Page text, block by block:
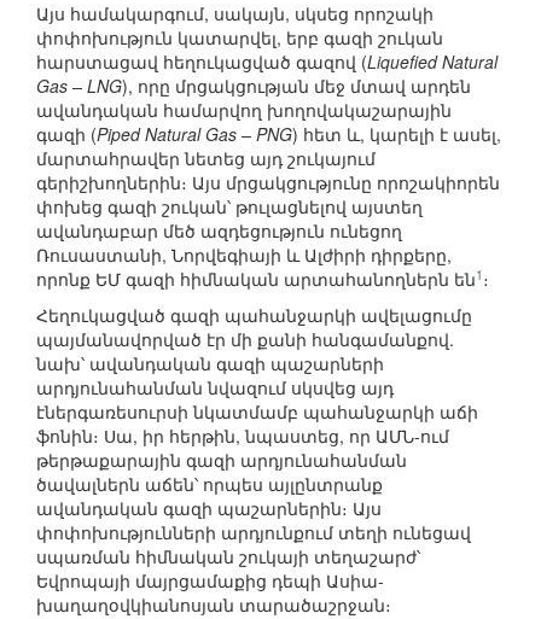
Այս համակարգում, սակայն, սկսեց որոշակի
փոփոխություն կատարվել, երբ գազի շուկան
հարստացավ հեղուկացված գազով (Liquefied Natural
Gas – LNG), որը մրցակցության մեջ մտավ արդեն
ավանդական համարվող խողովակաշարային
գազի (Piped Natural Gas – PNG) հետ և, կարելի է ասել,
մարտահրավեր նետեց այդ շուկայում
գերիշխողներին։ Այս մրցակցությունը որոշակիորեն
փոխեց գազի շուկան՝ թուլացնելով այստեղ
ավանդաբար մեծ ազդեցություն ունեցող
Ռուսաստանի, Նորվեգիայի և Ալժիրի դիրքերը,
որոնք ԵՄ գազի հիմնական արտահանողներն են1 ։
Հեղուկացված գազի պահանջարկի ավելացումը
պայմանավորված էր մի քանի հանգամանքով.
նախ՝ ավանդական գազի պաշարների
արդյունահանման նվազում սկսվեց այդ
էներգառեսուրսի նկատմամբ պահանջարկի աճի
ֆոնին։ Սա, իր հերթին, նպաստեց, որ ԱՄՆ-ում
թերթաքարային գազի արդյունահանման
ծավալներն աճեն՝ որպես այլընտրանք
ավանդական գազի պաշարներին։ Այս
փոփոխությունների արդյունքում տեղի ունեցավ
սպառման հիմնական շուկայի տեղաշարժ՝
Եվրոպայի մայրցամաքից դեպի Ասիա-
խաղաղօվկիանոսյան տարածաշրջան։